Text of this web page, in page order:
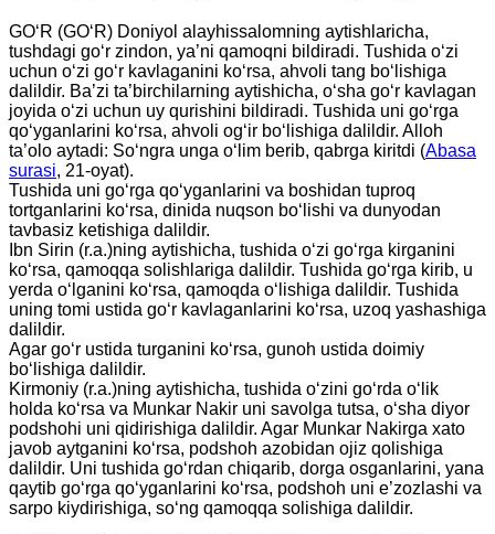
GO‘R (GO‘R) Doniyol alayhissalomning aytishlaricha,
tushdagi go‘r zindon, ya’ni qamoqni bildiradi. Tushida o‘zi
uchun o‘zi go‘r kavlaganini ko‘rsa, ahvoli tang bo‘lishiga
dalildir. Ba’zi ta’birchilarning aytishicha, o‘sha go‘r kavlagan
joyida o‘zi uchun uy qurishini bildiradi. Tushida uni go‘rga
qo‘yganlarini ko‘rsa, ahvoli og‘ir bo‘lishiga dalildir. Alloh
ta’olo aytadi: So‘ngra unga o‘lim berib, qabrga kiritdi (Abasa
surasi, 21-oyat).
Tushida uni go‘rga qo‘yganlarini va boshidan tuproq
tortganlarini ko‘rsa, dinida nuqson bo‘lishi va dunyodan
tavbasiz ketishiga dalildir.
Ibn Sirin (r.a.)ning aytishicha, tushida o‘zi go‘rga kirganini
ko‘rsa, qamoqqa solishlariga dalildir. Tushida go‘rga kirib, u
yerda o‘lganini ko‘rsa, qamoqda o‘lishiga dalildir. Tushida
uning tomi ustida go‘r kavlaganlarini ko‘rsa, uzoq yashashiga
dalildir.
Agar go‘r ustida turganini ko‘rsa, gunoh ustida doimiy
bo‘lishiga dalildir.
Kirmoniy (r.a.)ning aytishicha, tushida o‘zini go‘rda o‘lik
holda ko‘rsa va Munkar Nakir uni savolga tutsa, o‘sha diyor
podshohi uni qidirishiga dalildir. Agar Munkar Nakirga xato
javob aytganini ko‘rsa, podshoh azobidan ojiz qolishiga
dalildir. Uni tushida go‘rdan chiqarib, dorga osganlarini, yana
qaytib go‘rga qo‘yganlarini ko‘rsa, podshoh uni e’zozlashi va
sarpo kiydirishiga, so‘ng qamoqqa solishiga dalildir.